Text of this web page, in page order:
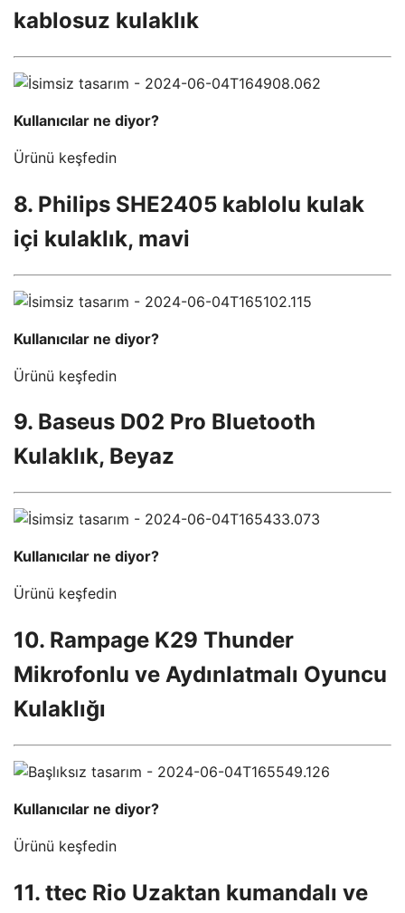
kablosuz kulaklık
Kullanıcılar ne diyor?
Ürünü keşfedin
8. Philips SHE2405 kablolu kulak
içi kulaklık, mavi
Kullanıcılar ne diyor?
Ürünü keşfedin
9. Baseus D02 Pro Bluetooth
Kulaklık, Beyaz
Kullanıcılar ne diyor?
Ürünü keşfedin
10. Rampage K29 Thunder
Mikrofonlu ve Aydınlatmalı Oyuncu
Kulaklığı
Kullanıcılar ne diyor?
Ürünü keşfedin
11. ttec Rio Uzaktan kumandalı ve